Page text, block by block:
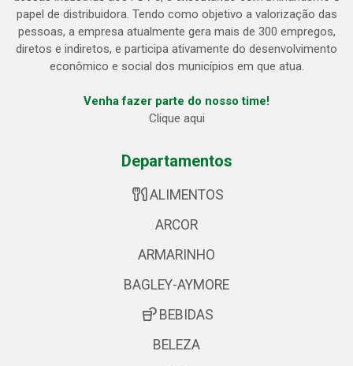
papel de distribuidora. Tendo como objetivo a valorização das
pessoas, a empresa atualmente gera mais de 300 empregos,
diretos e indiretos, e participa ativamente do desenvolvimento
econômico e social dos municípios em que atua.
Venha fazer parte do nosso time!
Clique aqui
Departamentos
ALIMENTOS
ARCOR
ARMARINHO
BAGLEY-AYMORE
BEBIDAS
BELEZA